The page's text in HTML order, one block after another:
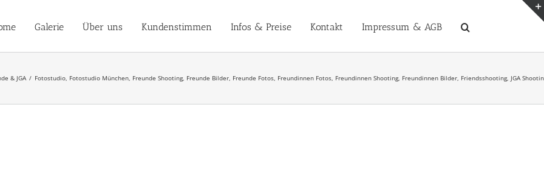
Galerie Über uns Kundenstimmen Infos & Preise Kontakt Impressum & AGB
& JGA Fotostudio, Fotostudio München, Freunde Shooting, Freunde Bilder, Freunde Fotos, Freundinnen Fotos, Freundinnen Shooting, Freundinnen Bilder, Friendsshooting, JGA